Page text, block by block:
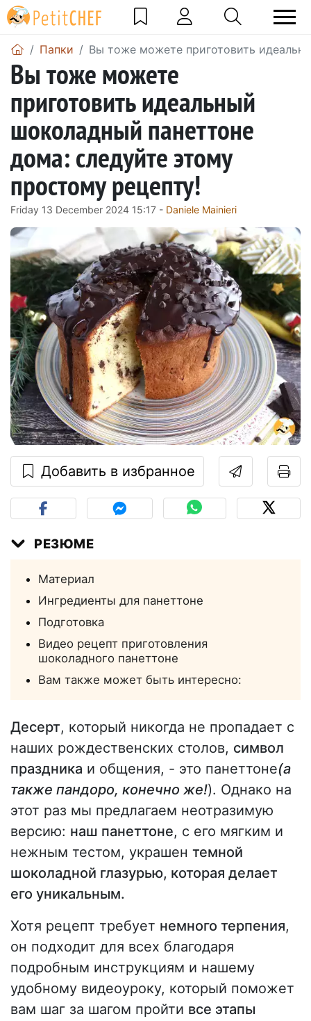
Папки Вы тоже можете приготовить
Вы тоже можете
приготовить идеальный
шоколадный панеттоне
дома: следуйте этому
простому рецепту!
Friday 13 December 2024 15:17 - Daniele Mainieri
Добавить в избранное
РЕЗЮМЕ
Материал
Ингредиенты для панеттоне
Подготовка
Видео рецепт приготовления
шоколадного панеттоне
Вам также может быть интересно:
Десерт, который никогда не пропадает с
наших рождественских столов, символ
праздника и общения, - это панеттоне(а
также пандоро, конечно же!). Однако на
этот раз мы предлагаем неотразимую
версию: наш панеттоне, с его мягким и
нежным тестом, украшен темной
шоколадной глазурью, которая делает
его уникальным.
Хотя рецепт требует немного терпения,
он подходит для всех благодаря
подробным инструкциям и нашему
удобному видеоуроку, который поможет
вам шаг за шагом пройти все этапы